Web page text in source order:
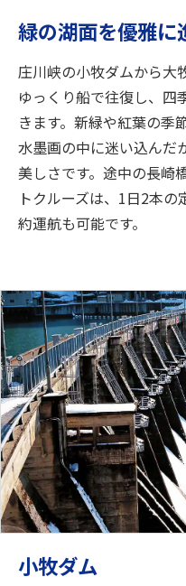
緑の湖面を優雅に
庄川峡の小牧ダムから大
ゆっくり船で往復し、四
きます。新緑や紅葉の季
水墨画の中に迷い込んだ
美しさです。途中の長崎
トクルーズは、1日2本
約運航も可能です。
小牧ダム